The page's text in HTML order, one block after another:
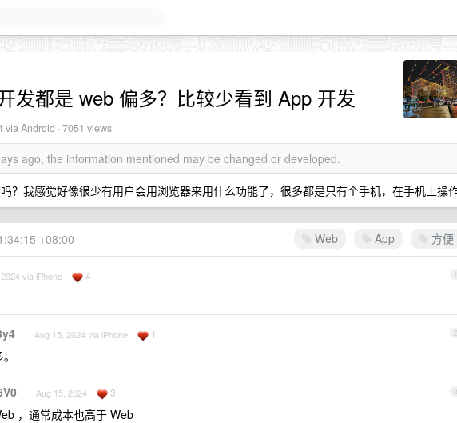
发都是 web 偏多？比较少看到 App 开发
via Android · 7051 views
ago, the information mentioned may be changed or developed.
？我感觉好像很少有用户会用浏览器来用什么功能了，很多都是只有个手机，在手机上操
Web App 方便
+08:00
1
via iPhone 4
2
Aug 15, 2024 via iPhone 1
3
Aug 15, 2024 3
，通常成本也高于 Web